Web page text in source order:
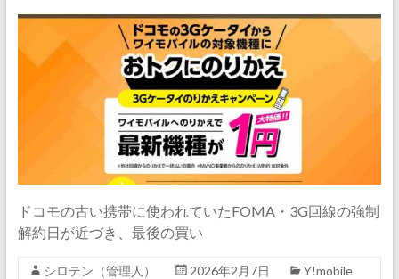
ドコモの古い携帯に使われていたFOMA・3G回線の強制
解約日が近づき、最後の買い
シロテン（管理人） 2026年2月7日
Y!mobile